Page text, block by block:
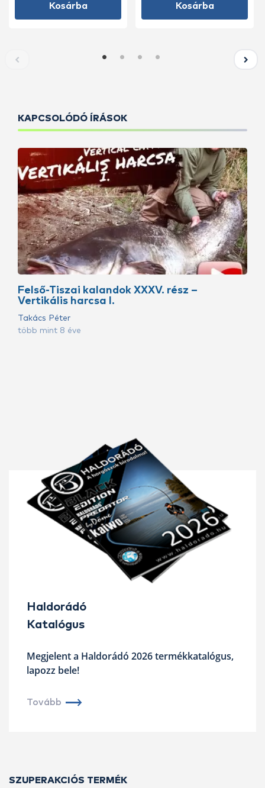
Kosárba Kosárba
KAPCSOLÓDÓ ÍRÁSOK
Felső-Tiszai kalandok XXXV. rész –
Vertikális harcsa I.
Takács Péter
több mint 8 éve
Haldorádó
Katalógus
Megjelent a Haldorádó 2026 termékkatalógus,
lapozz bele!
Tovább
SZUPERAKCIÓS TERMÉK